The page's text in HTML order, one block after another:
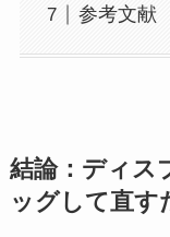
参考文献
結論：ディス
ッグして直す